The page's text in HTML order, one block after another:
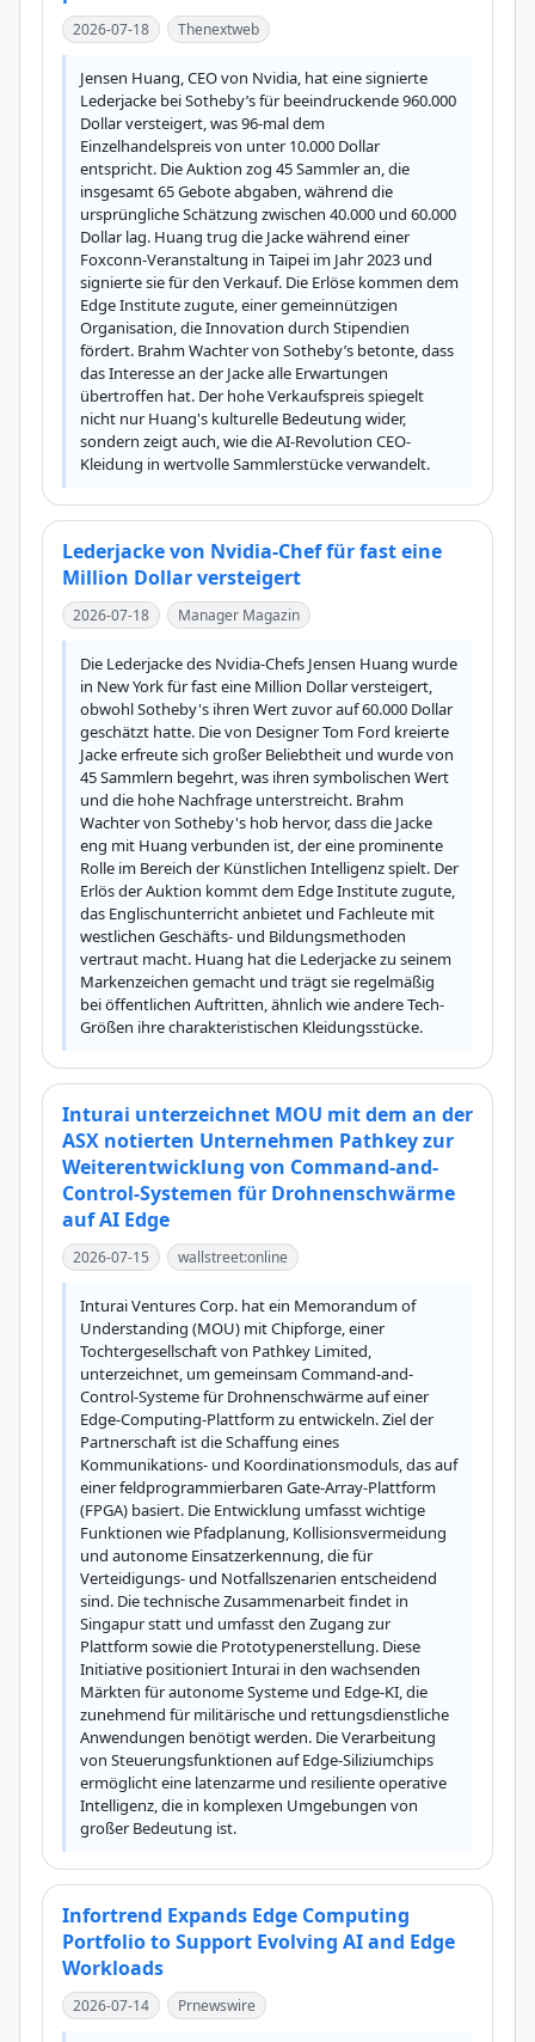
2026-07-18 Thenextweb
Jensen Huang, CEO von Nvidia, hat eine signierte
Lederjacke bei Sotheby’s für beeindruckende 960.000
Dollar versteigert, was 96-mal dem
Einzelhandelspreis von unter 10.000 Dollar
entspricht. Die Auktion zog 45 Sammler an, die
insgesamt 65 Gebote abgaben, während die
ursprüngliche Schätzung zwischen 40.000 und 60.000
Dollar lag. Huang trug die Jacke während einer
Foxconn-Veranstaltung in Taipei im Jahr 2023 und
signierte sie für den Verkauf. Die Erlöse kommen dem
Edge Institute zugute, einer gemeinnützigen
Organisation, die Innovation durch Stipendien
fördert. Brahm Wachter von Sotheby’s betonte, dass
das Interesse an der Jacke alle Erwartungen
übertroffen hat. Der hohe Verkaufspreis spiegelt
nicht nur Huang's kulturelle Bedeutung wider,
sondern zeigt auch, wie die AI-Revolution CEO-
Kleidung in wertvolle Sammlerstücke verwandelt.
Lederjacke von Nvidia-Chef für fast eine
Million Dollar versteigert
2026-07-18 Manager Magazin
Die Lederjacke des Nvidia-Chefs Jensen Huang wurde
in New York für fast eine Million Dollar versteigert,
obwohl Sotheby's ihren Wert zuvor auf 60.000 Dollar
geschätzt hatte. Die von Designer Tom Ford kreierte
Jacke erfreute sich großer Beliebtheit und wurde von
45 Sammlern begehrt, was ihren symbolischen Wert
und die hohe Nachfrage unterstreicht. Brahm
Wachter von Sotheby's hob hervor, dass die Jacke
eng mit Huang verbunden ist, der eine prominente
Rolle im Bereich der Künstlichen Intelligenz spielt. Der
Erlös der Auktion kommt dem Edge Institute zugute,
das Englischunterricht anbietet und Fachleute mit
westlichen Geschäfts- und Bildungsmethoden
vertraut macht. Huang hat die Lederjacke zu seinem
Markenzeichen gemacht und trägt sie regelmäßig
bei öffentlichen Auftritten, ähnlich wie andere Tech-
Größen ihre charakteristischen Kleidungsstücke.
Inturai unterzeichnet MOU mit dem an der
ASX notierten Unternehmen Pathkey zur
Weiterentwicklung von Command-and-
Control-Systemen für Drohnenschwärme
auf AI Edge
2026-07-15 wallstreet:online
Inturai Ventures Corp. hat ein Memorandum of
Understanding (MOU) mit Chipforge, einer
Tochtergesellschaft von Pathkey Limited,
unterzeichnet, um gemeinsam Command-and-
Control-Systeme für Drohnenschwärme auf einer
Edge-Computing-Plattform zu entwickeln. Ziel der
Partnerschaft ist die Schaffung eines
Kommunikations- und Koordinationsmoduls, das auf
einer feldprogrammierbaren Gate-Array-Plattform
(FPGA) basiert. Die Entwicklung umfasst wichtige
Funktionen wie Pfadplanung, Kollisionsvermeidung
und autonome Einsatzerkennung, die für
Verteidigungs- und Notfallszenarien entscheidend
sind. Die technische Zusammenarbeit findet in
Singapur statt und umfasst den Zugang zur
Plattform sowie die Prototypenerstellung. Diese
Initiative positioniert Inturai in den wachsenden
Märkten für autonome Systeme und Edge-KI, die
zunehmend für militärische und rettungsdienstliche
Anwendungen benötigt werden. Die Verarbeitung
von Steuerungsfunktionen auf Edge-Siliziumchips
ermöglicht eine latenzarme und resiliente operative
Intelligenz, die in komplexen Umgebungen von
großer Bedeutung ist.
Infortrend Expands Edge Computing
Portfolio to Support Evolving AI and Edge
Workloads
2026-07-14 Prnewswire